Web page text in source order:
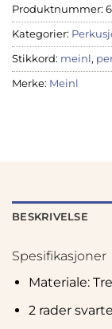
Produktnummer:
Kategorier:
Stikkord: meinl,
Merke: Meinl
BESKRIVELSE
Spesifikasjoner
Materiale:
2 rader